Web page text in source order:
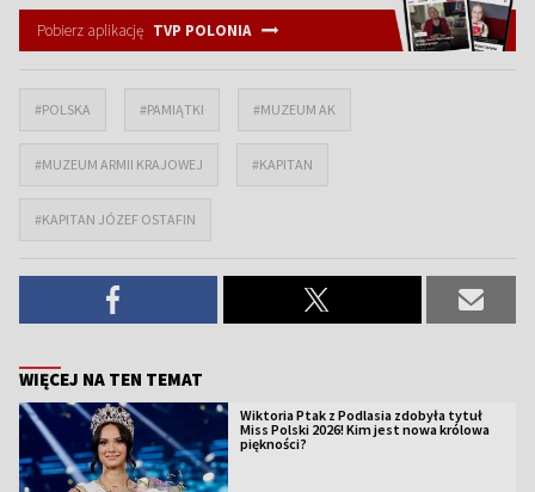
Pobierz aplikację TVP POLONIA
#POLSKA #PAMIĄTKI #MUZEUM AK
#MUZEUM ARMII KRAJOWEJ #KAPITAN
#KAPITAN JÓZEF OSTAFIN
WIĘCEJ NA TEN TEMAT
Wiktoria Ptak z Podlasia zdobyła tytuł
Miss Polski 2026! Kim jest nowa królowa
piękności?